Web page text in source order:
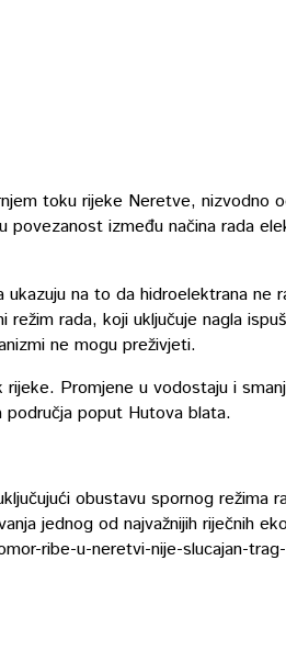
toku rijeke Neretve, nizvodno
povezanost između načina rada
na to da hidroelektrana ne
rada, koji uključuje nagla
ne mogu preživjeti.
Promjene u vodostaju i
područja poput Hutova blata.
obustavu spornog režima
jednog od najvažnijih riječnih
ribe-u-neretvi-nije-slucajan-